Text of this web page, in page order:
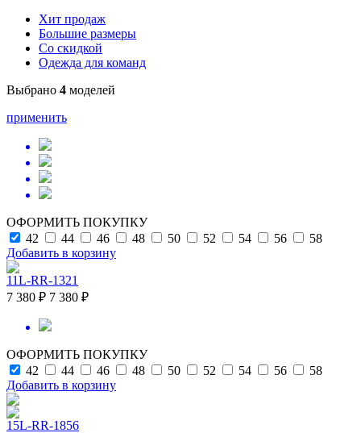
Хит продаж
Большие размеры
Со скидкой
Одежда для команд
Выбрано 4 моделей
применить
ОФОРМИТЬ ПОКУПКУ
42
44 46 48 50 52 54 56
58
Добавить в корзину
11L-RR-1321
7 380 ₽ 7 380 ₽
ОФОРМИТЬ ПОКУПКУ
42
44 46 48 50 52 54 56
58
Добавить в корзину
15L-RR-1856